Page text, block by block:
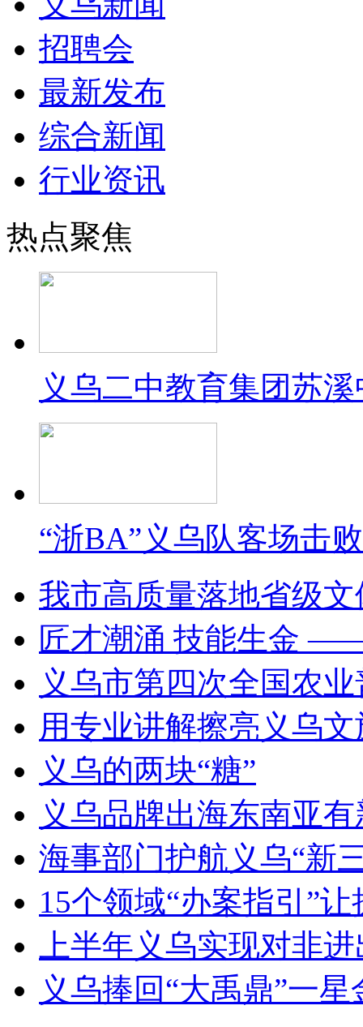
招聘会
最新发布
综合新闻
行业资讯
热点聚焦
义乌二中教育集团苏
“浙BA”义乌队客场击
我市高质量落地省级
匠才潮涌 技能生金
义乌市第四次全国农
用专业讲解擦亮义乌
义乌的两块“糖”
义乌品牌出海东南亚
海事部门护航义乌“新
15个领域“办案指引”
上半年义乌实现对非
义乌捧回“大禹鼎”一星